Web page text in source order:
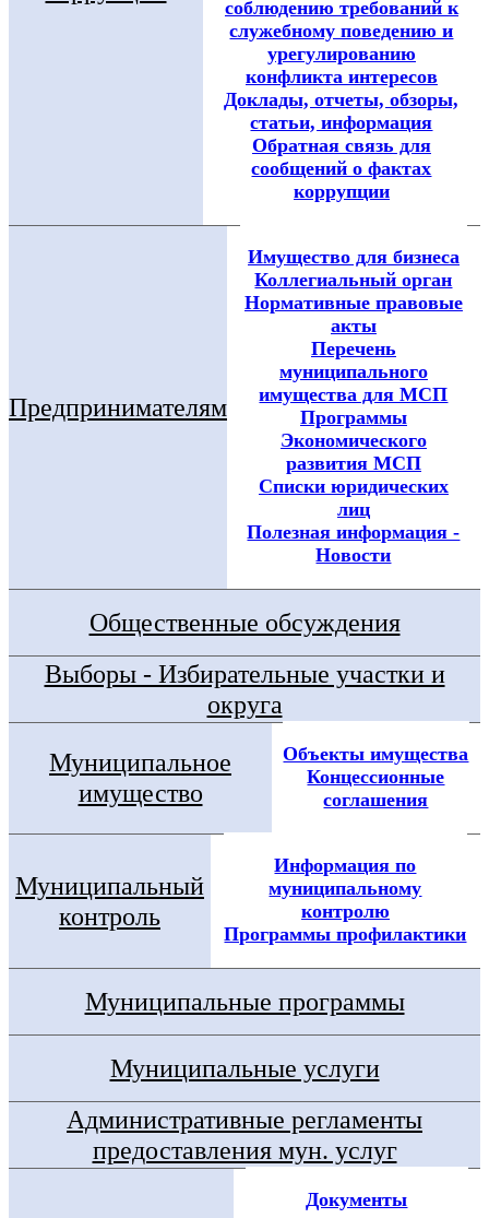
соблюдению требований к
служебному поведению и
урегулированию
конфликта интересов
Доклады, отчеты, обзоры,
статьи, информация
Обратная связь для
сообщений о фактах
коррупции
Предпринимателям
Имущество для бизнеса
Коллегиальный орган
Нормативные правовые
акты
Перечень
муниципального
имущества для МСП
Программы
Экономического
развития МСП
Списки юридических
лиц
Полезная информация -
Новости
Общественные обсуждения
Выборы - Избирательные участки и
округа
Муниципальное
имущество
Объекты имущества
Концессионные
соглашения
Муниципальный
контроль
Информация по
муниципальному
контролю
Программы профилактики
Муниципальные программы
Муниципальные услуги
Административные регламенты
предоставления мун. услуг
Документы